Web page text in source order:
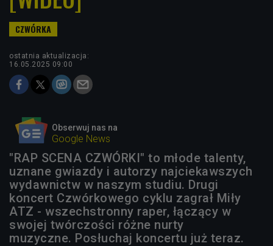
ostatnia aktualizacja:
16.05.2025 09:00
Obserwuj nas na
Google News
"RAP SCENA CZWÓRKI" to młode talenty,
uznane gwiazdy i autorzy najciekawszych
wydawnictw w naszym studiu. Drugi
koncert Czwórkowego cyklu zagrał Miły
ATZ - wszechstronny raper, łączący w
swojej twórczości różne nurty
muzyczne. Posłuchaj koncertu już teraz.